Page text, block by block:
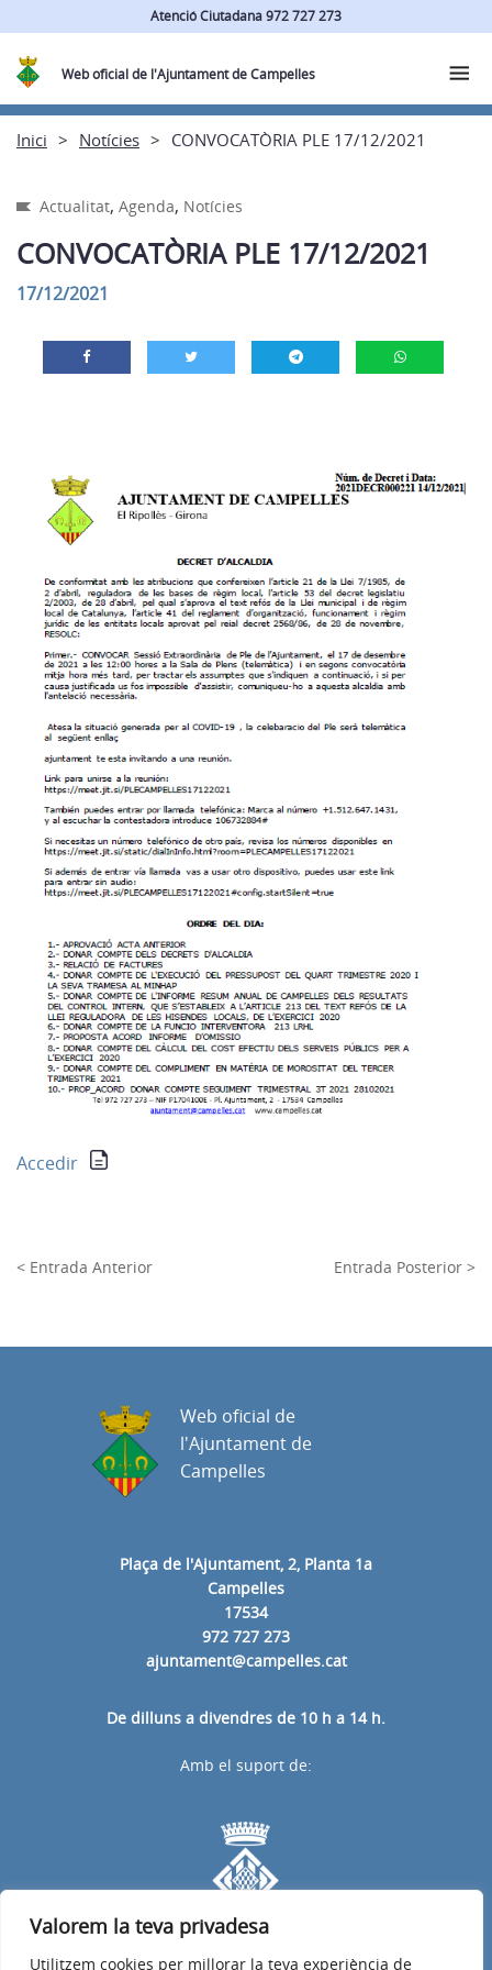
Valorem la teva privadesa
Utilitzem cookies per millorar la teva experiència de
Atenció Ciutadana 972 727 273
Web oficial de l'Ajuntament de Campelles
Inici Notícies CONVOCATÒRIA PLE 17/12/2021
Actualitat, Agenda, Notícies
CONVOCATÒRIA PLE 17/12/2021
17/12/2021
Accedir
< Entrada Anterior Entrada Posterior >
Plaça de l'Ajuntament, 2, Planta 1a
Campelles
17534
972 727 273
ajuntament@campelles.cat
De dilluns a divendres de 10 h a 14 h.
Web oficial de
l'Ajuntament de
Campelles
Amb el suport de: